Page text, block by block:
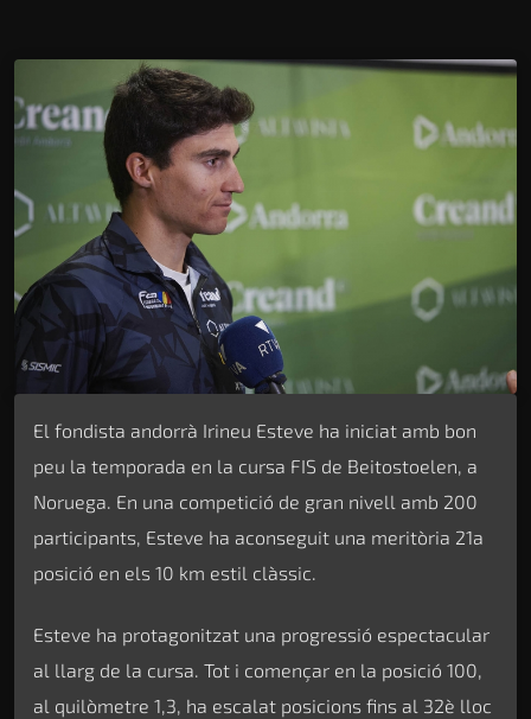
El fondista andorrà Irineu Esteve ha iniciat amb bon
peu la temporada en la cursa FIS de Beitostoelen, a
Noruega. En una competició de gran nivell amb 200
participants, Esteve ha aconseguit una meritòria 21a
posició en els 10 km estil clàssic.
Esteve ha protagonitzat una progressió espectacular
al llarg de la cursa. Tot i començar en la posició 100,
al quilòmetre 1,3, ha escalat posicions fins al 32è lloc